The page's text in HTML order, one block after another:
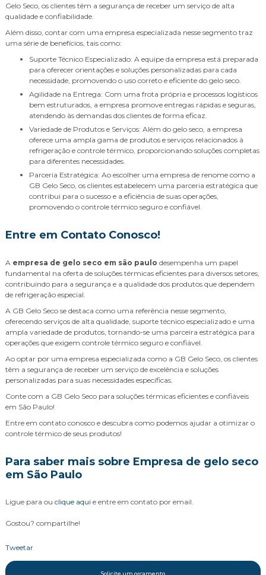
Gelo Seco, os clientes têm a segurança de receber um serviço de alta
qualidade e confiabilidade.
Além disso, contar com uma empresa especializada nesse segmento traz
uma série de benefícios, tais como:
Suporte Técnico Especializado: A equipe da empresa está preparada
para oferecer orientações e soluções personalizadas para cada
necessidade, promovendo o uso correto e eficiente do gelo seco.
Agilidade na Entrega: Com uma frota própria e processos logísticos
bem estruturados, a empresa promove entregas rápidas e seguras,
atendendo às demandas dos clientes de forma eficaz.
Variedade de Produtos e Serviços: Além do gelo seco, a empresa
oferece uma ampla gama de produtos e serviços relacionados à
refrigeração e controle térmico, proporcionando soluções completas
para diferentes necessidades.
Parceria Estratégica: Ao escolher uma empresa de renome como a
GB Gelo Seco, os clientes estabelecem uma parceria estratégica que
contribui para o sucesso e a eficiência de suas operações,
promovendo o controle térmico seguro e confiável.
Entre em Contato Conosco!
A empresa de gelo seco em são paulo desempenha um papel
fundamental na oferta de soluções térmicas eficientes para diversos setores,
contribuindo para a segurança e a qualidade dos produtos que dependem
de refrigeração especial.
A GB Gelo Seco se destaca como uma referência nesse segmento,
oferecendo serviços de alta qualidade, suporte técnico especializado e uma
ampla variedade de produtos, tornando-se uma parceira estratégica para
operações que exigem controle térmico seguro e confiável.
Ao optar por uma empresa especializada como a GB Gelo Seco, os clientes
têm a segurança de receber um serviço de excelência e soluções
personalizadas para suas necessidades específicas.
Conte com a GB Gelo Seco para soluções térmicas eficientes e confiáveis
em São Paulo!
Entre em contato conosco e descubra como podemos ajudar a otimizar o
controle térmico de seus produtos!
Para saber mais sobre Empresa de gelo seco
em São Paulo
Ligue para ou clique aqui e entre em contato por email.
Gostou? compartilhe!
Tweetar
Solicite um orçamento